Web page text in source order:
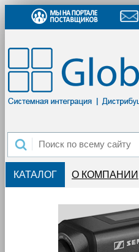
КАТАЛОГ О КОМПАНИИ